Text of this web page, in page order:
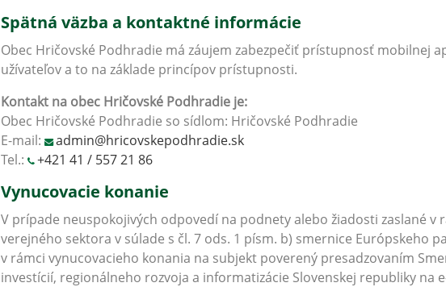
Spätná väzba a kontaktné informácie
Obec Hričovské Podhradie má záujem zabezpečiť prístupnosť mobilnej
užívateľov a to na základe princípov prístupnosti.
Kontakt na obec Hričovské Podhradie je:
Obec Hričovské Podhradie so sídlom: Hričovské Podhradie
E-mail:
admin@hricovskepodhradie.sk
Tel.:
+421 41 / 557 21 86
Vynucovacie konanie
V prípade neuspokojivých odpovedí na podnety alebo žiadosti zaslané v
verejného sektora v súlade s čl. 7 ods. 1 písm. b) smernice Európskeho
v rámci vynucovacieho konania na subjekt poverený presadzovaním
investícií, regionálneho rozvoja a informatizácie Slovenskej republiky na